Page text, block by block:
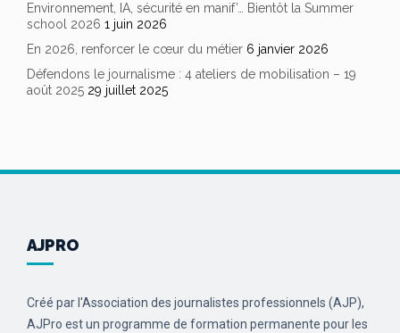
Environnement, IA, sécurité en manif’… Bientôt la Summer
school 2026 1 juin 2026
En 2026, renforcer le cœur du métier 6 janvier 2026
Défendons le journalisme : 4 ateliers de mobilisation – 19
août 2025 29 juillet 2025
AJPRO
Créé par l'Association des journalistes professionnels (AJP),
AJPro est un programme de formation permanente pour les